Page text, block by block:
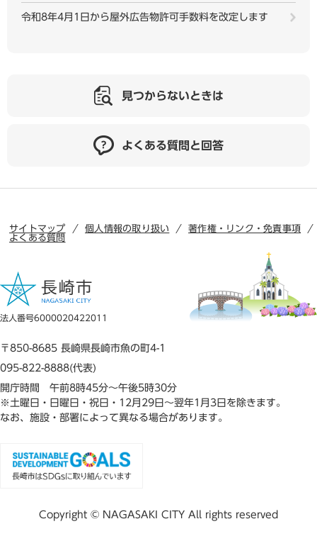
令和8年4月1日から屋外広告物許可手数料を改定します
見つからないときは
よくある質問と回答
サイトマップ 個人情報の取り扱い
著作権・リンク・免責事項
よくある質問
法人番号6000020422011
〒850-8685 長崎県長崎市魚の町4-1
095-822-8888(代表)
開庁時間 午前8時45分～午後5時30分
※土曜日・日曜日・祝日・12月29日～翌年1月3日を除きます。
なお、施設・部署によって異なる場合があります。
Copyright © NAGASAKI CITY All rights reserved